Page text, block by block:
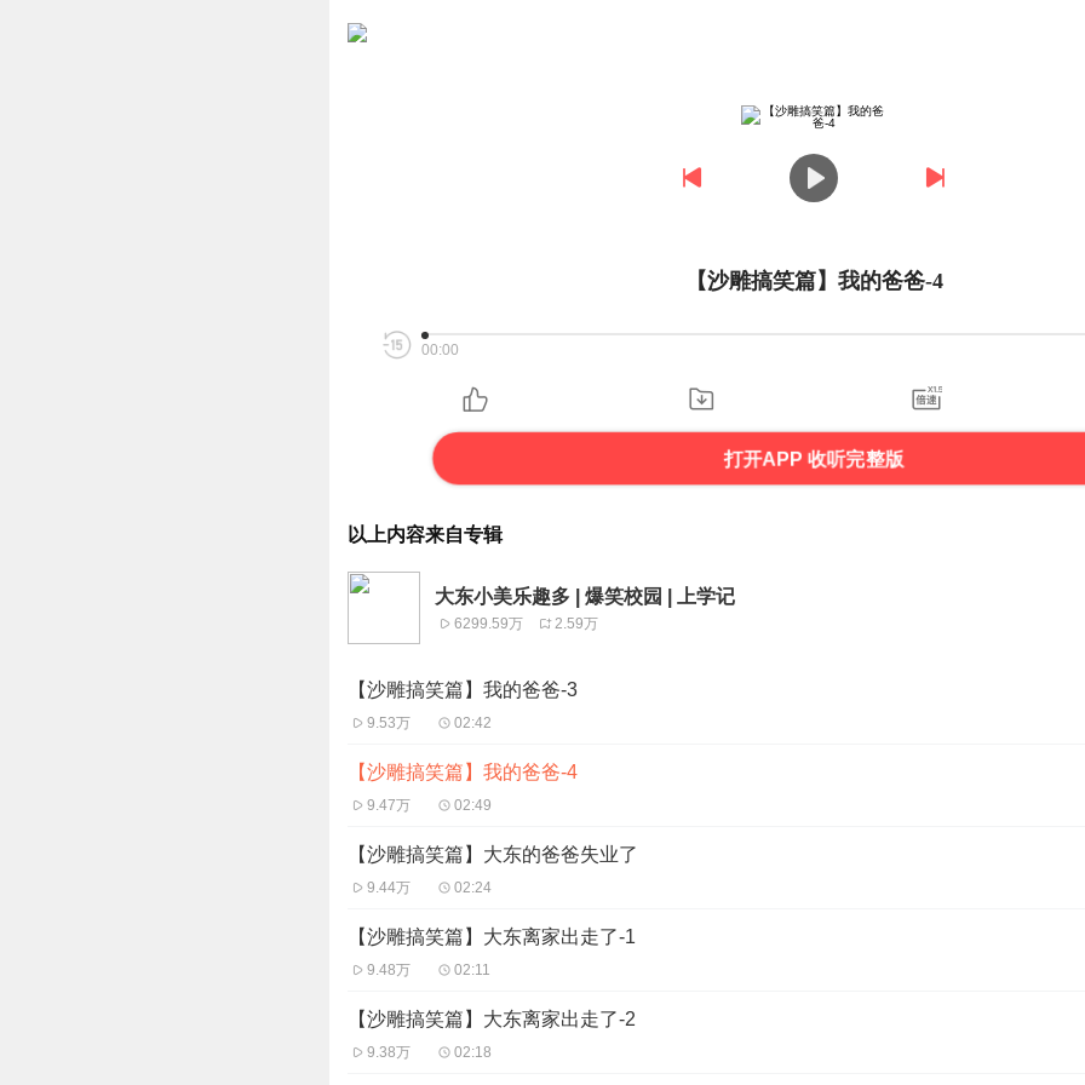
【沙雕搞笑篇】我的爸爸-4
00:00
打开APP 收听完整版
以上内容来自专辑
大东小美乐趣多 | 爆笑校园 | 上学记
6299.59万 2.59万
【沙雕搞笑篇】我的爸爸-3
9.53万 02:42
【沙雕搞笑篇】我的爸爸-4
9.47万 02:49
【沙雕搞笑篇】大东的爸爸失业了
9.44万 02:24
【沙雕搞笑篇】大东离家出走了-1
9.48万 02:11
【沙雕搞笑篇】大东离家出走了-2
9.38万 02:18